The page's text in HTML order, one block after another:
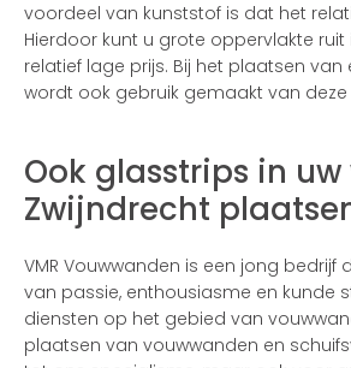
voordeel van kunststof is dat het
Hierdoor kunt u grote oppervlakte
relatief lage prijs. Bij het plaatsen van
wordt ook gebruik gemaakt van deze
Ook glasstrips in
Zwijndrecht
VMR Vouwwanden is een jong
van passie, enthousiasme en kunde
diensten op het gebied van
plaatsen van vouwwanden en